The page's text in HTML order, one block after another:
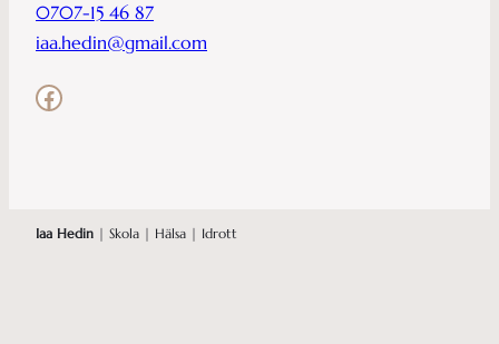
0707-15 46 87
iaa.hedin@gmail.com
Facebook
Iaa Hedin | Skola | Hälsa | Idrott